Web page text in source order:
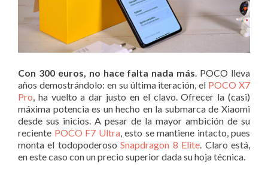
Con 300 euros, no hace falta nada más. POCO lleva
años demostrándolo: en su última iteración, el POCO X7
Pro, ha vuelto a dar justo en el clavo. Ofrecer la (casi)
máxima potencia es un hecho en la submarca de Xiaomi
desde sus inicios. A pesar de la mayor ambición de su
reciente POCO F7 Ultra, esto se mantiene intacto, pues
monta el todopoderosoSnapdragon 8 Elite. Claro está,
en este caso con un precio superior dada su hoja técnica.